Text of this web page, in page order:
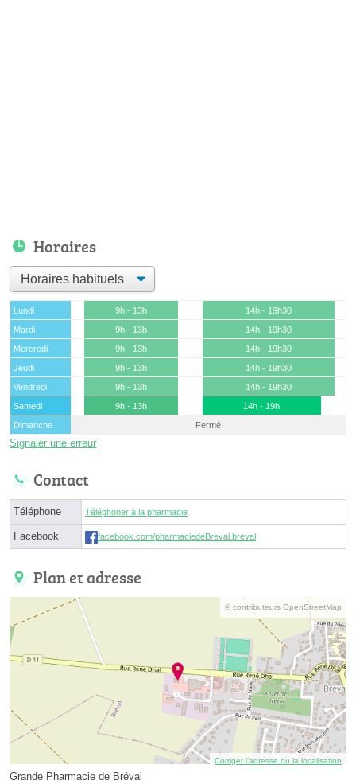
Horaires
Lundi 9h - 13h
14h - 19h30
Mardi
9h - 13h
14h - 19h30
Mercredi
9h - 13h
14h - 19h30
Jeudi
9h - 13h
14h - 19h30
Vendredi
9h - 13h
14h - 19h30
Samedi
9h - 13h
14h - 19h
Dimanche
Fermé
Signaler une erreur
Contact
Téléphone Téléphoner à la pharmacie
Facebook facebook.com/pharmaciedeBreval.breval
Plan et adresse
© contributeurs OpenStreetMap
Corriger l’adresse ou la localisation
Grande Pharmacie de Bréval